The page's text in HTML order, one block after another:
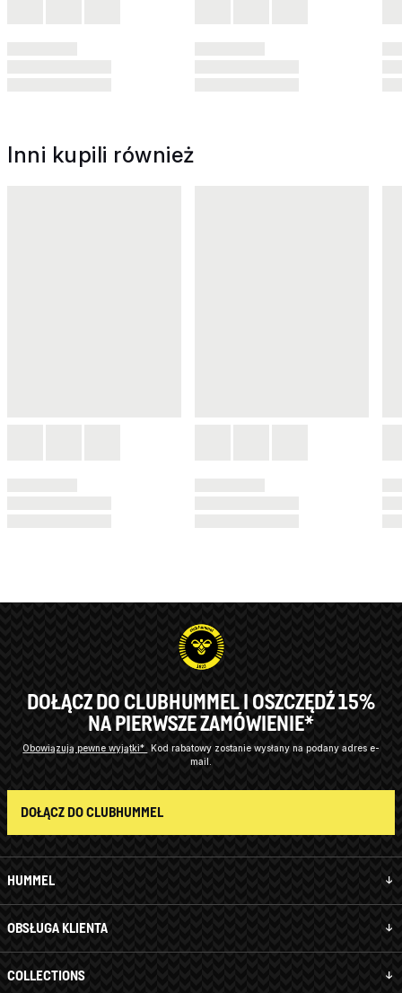
Inni kupili również
HUMMEL
OBSŁUGA KLIENTA
COLLECTIONS
DOŁĄCZ DO CLUBHUMMEL I OSZCZĘDŹ 15%
NA PIERWSZE ZAMÓWIENIE*
Obowiązują pewne wyjątki*
Kod rabatowy zostanie wysłany na podany adres e-
mail.
DOŁĄCZ DO CLUBHUMMEL